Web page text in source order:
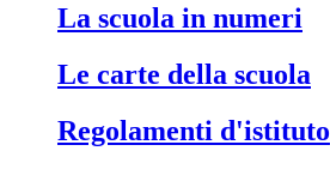
la scuola in numeri
le carte della scuola
regolamenti d'istituto